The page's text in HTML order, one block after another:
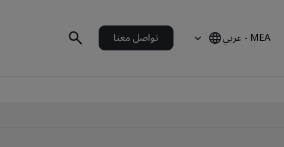
MEA - عربي تواصل معنا